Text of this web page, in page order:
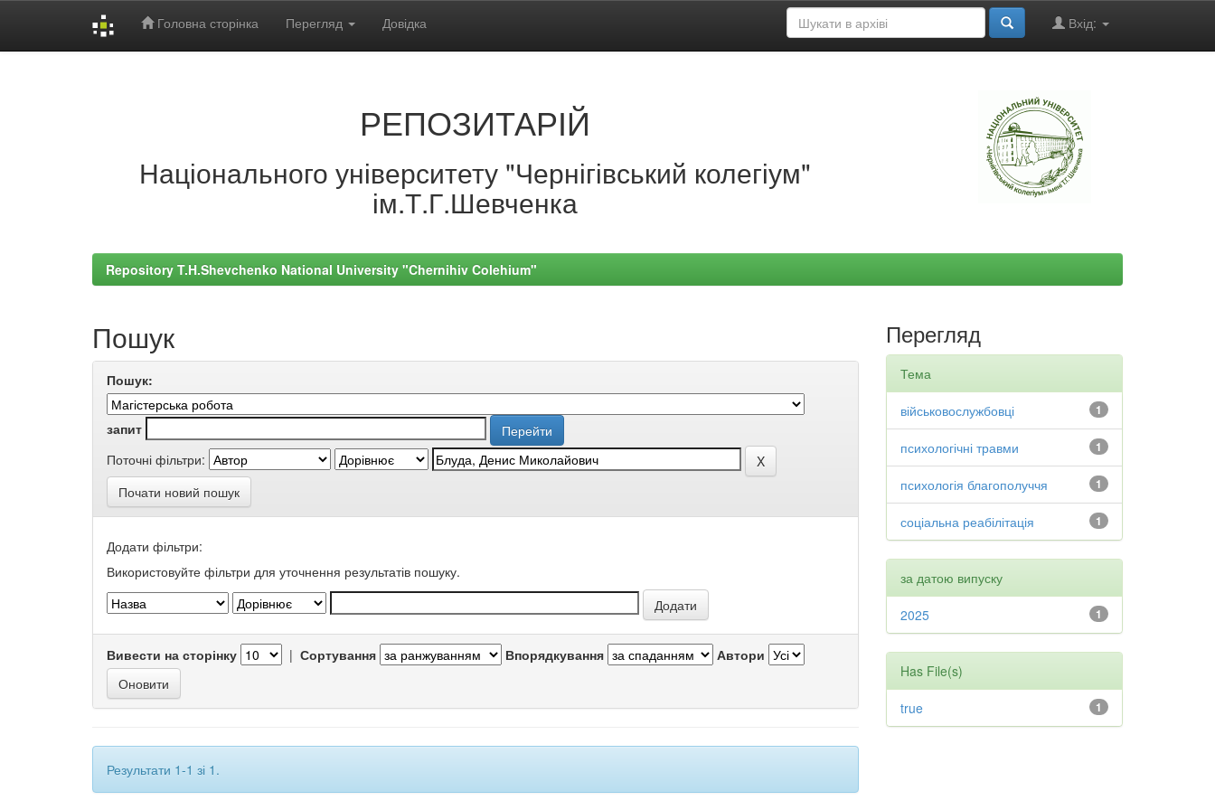
Головна сторінка Перегляд Довідка Вхід:
РЕПОЗИТАРІЙ
Національного університету "Чернігівський колегіум"
ім.Т.Г.Шевченка
Repository T.H.Shevchenko National University "Chernihiv Colehium"
Пошук
Пошук:
запит
Поточні фільтри:
Почати новий пошук
Додати фільтри:
Використовуйте фільтри для уточнення результатів пошуку.
Вивести на сторінку | Сортування Впорядкування Автори
Результати 1-1 зі 1.
Перегляд
Тема
1
військовослужбовці
1
психологічні травми
1
психологія благополуччя
1
соціальна реабілітація
за датою випуску
1
2025
Has File(s)
1
true